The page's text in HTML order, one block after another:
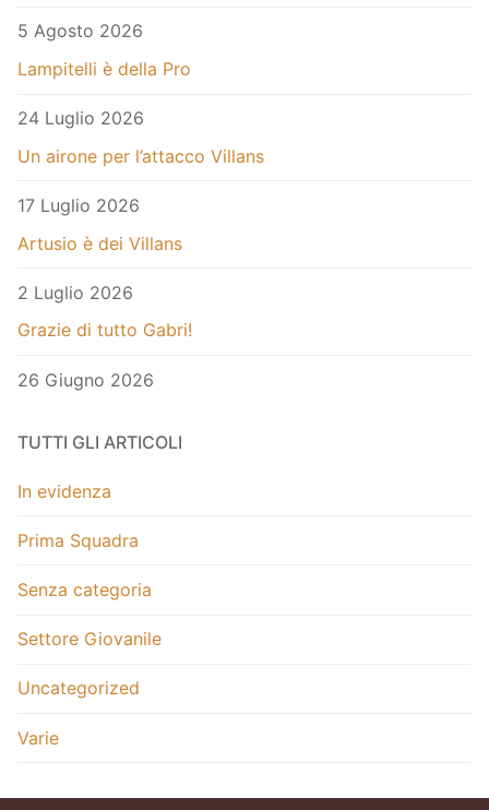
5 Agosto 2026
Lampitelli è della Pro
24 Luglio 2026
Un airone per l’attacco Villans
17 Luglio 2026
Artusio è dei Villans
2 Luglio 2026
Grazie di tutto Gabri!
26 Giugno 2026
TUTTI GLI ARTICOLI
In evidenza
Prima Squadra
Senza categoria
Settore Giovanile
Uncategorized
Varie